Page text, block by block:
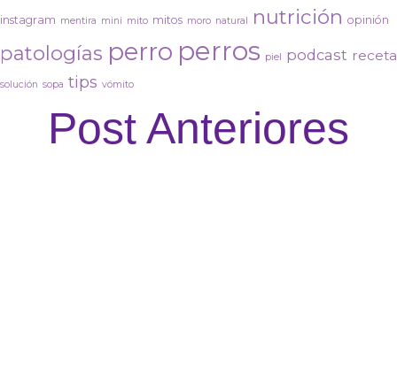
instagram mentira mini mito mitos moro natural nutrición opinión
patologías perro perros piel podcast receta
solución sopa tips vómito
Post Anteriores